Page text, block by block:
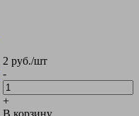
2 руб./шт
-
+
В корзину